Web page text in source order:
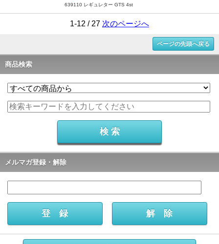
639110 レギュレター GTS 4st
1-12 / 27 次のページへ
ページの先頭へ戻る
商品検索
メルマガ登録・解除